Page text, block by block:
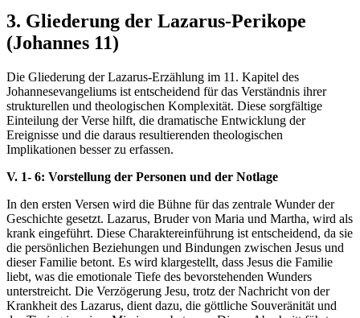
3. Gliederung der Lazarus-Perikope
(Johannes 11)
Die Gliederung der Lazarus-Erzählung im 11. Kapitel des
Johannesevangeliums ist entscheidend für das Verständnis ihrer
strukturellen und theologischen Komplexität. Diese sorgfältige
Einteilung der Verse hilft, die dramatische Entwicklung der
Ereignisse und die daraus resultierenden theologischen
Implikationen besser zu erfassen.
V. 1- 6: Vorstellung der Personen und der Notlage
In den ersten Versen wird die Bühne für das zentrale Wunder der
Geschichte gesetzt. Lazarus, Bruder von Maria und Martha, wird als
krank eingeführt. Diese Charaktereinführung ist entscheidend, da sie
die persönlichen Beziehungen und Bindungen zwischen Jesus und
dieser Familie betont. Es wird klargestellt, dass Jesus die Familie
liebt, was die emotionale Tiefe des bevorstehenden Wunders
unterstreicht. Die Verzögerung Jesu, trotz der Nachricht von der
Krankheit des Lazarus, dient dazu, die göttliche Souveränität und